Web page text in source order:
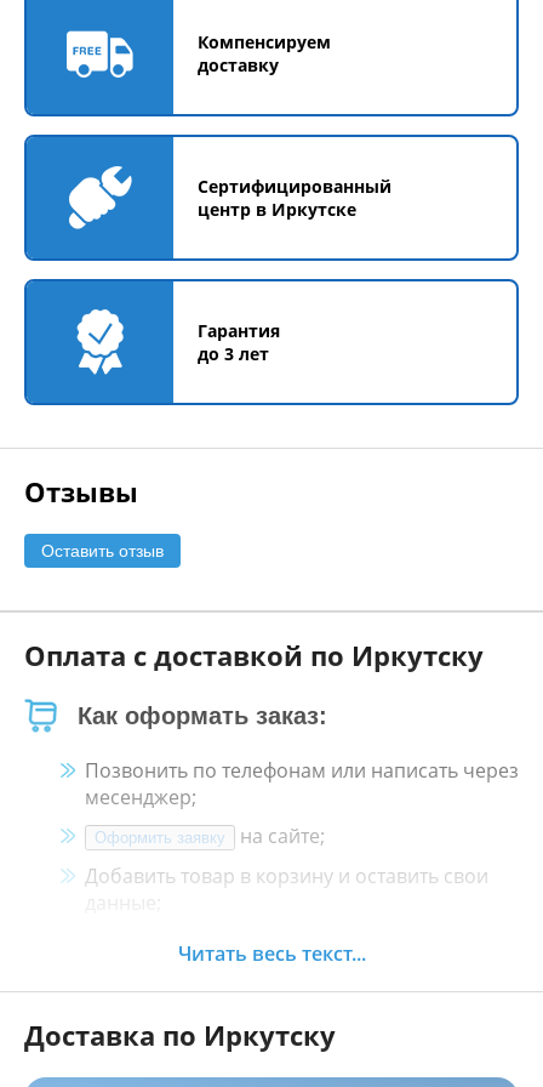
Компенсируем
доставку
Сертифицированный
центр в Иркутске
Гарантия
до 3 лет
Отзывы
Оставить отзыв
Оплата с доставкой по Иркутску
Как оформать заказ:
Позвонить по телефонам или написать через
месенджер;
Оформить заявку
на сайте;
Добавить товар в корзину и оставить свои
данные;
Менеджер свяжется с Вами в течение 30
Как оплатить:
Читать весь текст...
Доставка по Иркутску